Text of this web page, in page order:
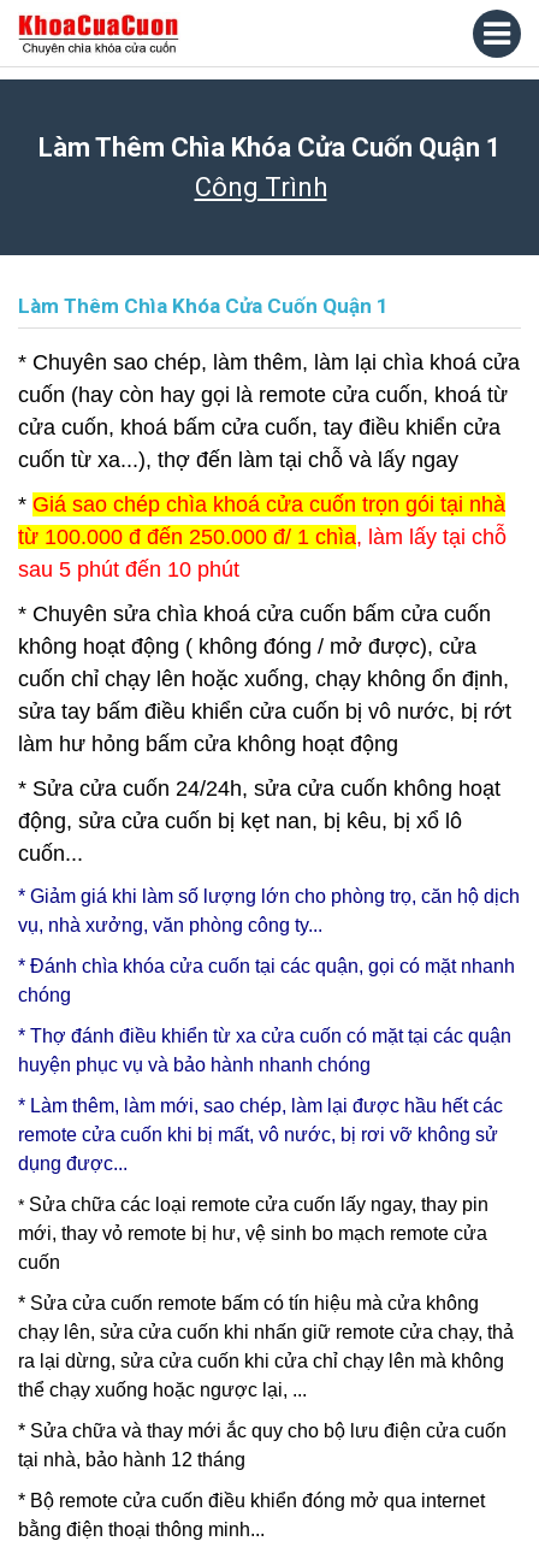
Làm Thêm Chìa Khóa Cửa Cuốn Quận 1
Công Trình
Làm Thêm Chìa Khóa Cửa Cuốn Quận 1
* Chuyên sao chép, làm thêm, làm lại chìa khoá cửa
cuốn (hay còn hay gọi là remote cửa cuốn, khoá từ
cửa cuốn, khoá bấm cửa cuốn, tay điều khiển cửa
cuốn từ xa...), thợ đến làm tại chỗ và lấy ngay
* Giá sao chép chìa khoá cửa cuốn trọn gói tại nhà
từ 100.000 đ đến 250.000 đ/ 1 chìa, làm lấy tại chỗ
sau 5 phút đến 10 phút
* Chuyên sửa chìa khoá cửa cuốn bấm cửa cuốn
không hoạt động ( không đóng / mở được), cửa
cuốn chỉ chạy lên hoặc xuống, chạy không ổn định,
sửa tay bấm điều khiển cửa cuốn bị vô nước, bị rớt
làm hư hỏng bấm cửa không hoạt động
* Sửa cửa cuốn 24/24h, sửa cửa cuốn không hoạt
động, sửa cửa cuốn bị kẹt nan, bị kêu, bị xổ lô
cuốn...
* Giảm giá khi làm số lượng lớn cho phòng trọ, căn hộ dịch
vụ, nhà xưởng, văn phòng công ty...
* Đánh chìa khóa cửa cuốn tại các quận, gọi có mặt nhanh
chóng
* Thợ đánh điều khiển từ xa cửa cuốn có mặt tại các quận
huyện phục vụ và bảo hành nhanh chóng
* Làm thêm, làm mới, sao chép, làm lại được hầu hết các
remote cửa cuốn khi bị mất, vô nước, bị rơi vỡ không sử
dụng được...
* Sửa chữa các loại remote cửa cuốn lấy ngay, thay pin
mới, thay vỏ remote bị hư, vệ sinh bo mạch remote cửa
cuốn
* Sửa cửa cuốn remote bấm có tín hiệu mà cửa không
chạy lên, sửa cửa cuốn khi nhấn giữ remote cửa chạy, thả
ra lại dừng, sửa cửa cuốn khi cửa chỉ chạy lên mà không
thể chạy xuống hoặc ngược lại, ...
* Sửa chữa và thay mới ắc quy cho bộ lưu điện cửa cuốn
tại nhà, bảo hành 12 tháng
* Bộ remote cửa cuốn điều khiển đóng mở qua internet
bằng điện thoại thông minh...